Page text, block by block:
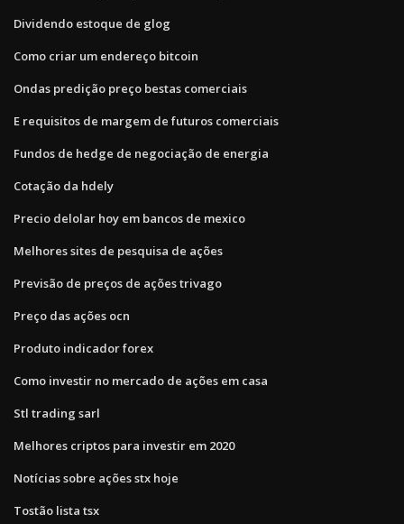
Dividendo estoque de glog
Como criar um endereço bitcoin
Ondas predição preço bestas comerciais
E requisitos de margem de futuros comerciais
Fundos de hedge de negociação de energia
Cotação da hdely
Precio delolar hoy em bancos de mexico
Melhores sites de pesquisa de ações
Previsão de preços de ações trivago
Preço das ações ocn
Produto indicador forex
Como investir no mercado de ações em casa
Stl trading sarl
Melhores criptos para investir em 2020
Notícias sobre ações stx hoje
Tostão lista tsx